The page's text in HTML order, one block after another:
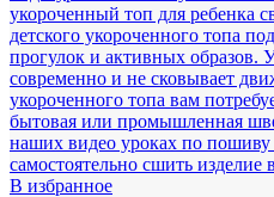
В избранное